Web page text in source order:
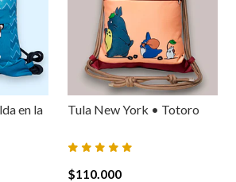
en la
Tula New York • Totoro
$110.000